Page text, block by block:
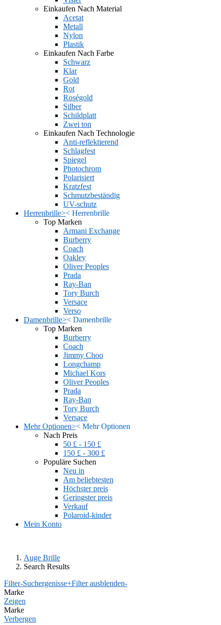
Einkaufen Nach Material
Acetat
Metall
Nylon
Plastik
Einkaufen Nach Farbe
Schwarz
Klar
Gold
Rot
Roségold
Silber
Schildplatt
Zwei ton
Einkaufen Nach Technologie
Anti-reflektierend
Schlagfest
Spiegel
Photochrom
Polarisiert
Kratzfest
Schmutzbeständig
UV-schutz
Herrenbrille>< Herrenbrille
Top Marken
Armani Exchange
Burberry
Coach
Oakley
Oliver Peoples
Prada
Ray-Ban
Tory Burch
Versace
Verso
Damenbrille>< Damenbrille
Top Marken
Burberry
Coach
Jimmy Choo
Longchamp
Michael Kors
Oliver Peoples
Prada
Ray-Ban
Tory Burch
Versace
Mehr Optionen>< Mehr Optionen
Nach Preis
50 £ - 150 £
150 £ - 300 £
Populäre Suchen
Neu in
Am beliebtesten
Höchster preis
Geringster preis
Verkauf
Polaroid-kinder
Mein Konto
Auge Brille
Search Results
Filter-Suchergenisse+Filter ausblenden-
Marke
Zeigen
Marke
Verbergen